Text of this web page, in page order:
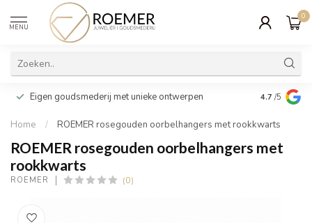
MENU
0
Eigen goudsmederij met unieke ontwerpen Wij
cadeau
4.7 /5
Home / ROEMER rosegouden oorbelhangers met rookkwarts
ROEMER rosegouden oorbelhangers met
rookkwarts
ROEMER (0)